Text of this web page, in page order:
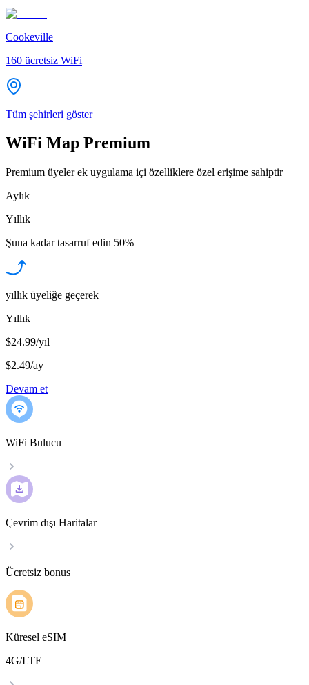
Cookeville
160 ücretsiz WiFi
Tüm şehirleri göster
WiFi Map Premium
Premium üyeler ek uygulama içi özelliklere özel erişime sahiptir
Aylık
Yıllık
Şuna kadar tasarruf edin 50%
yıllık üyeliğe geçerek
Yıllık
$24.99/yıl
$2.49/ay
Devam et
WiFi Bulucu
Çevrim dışı Haritalar
Ücretsiz bonus
Küresel eSIM
4G/LTE